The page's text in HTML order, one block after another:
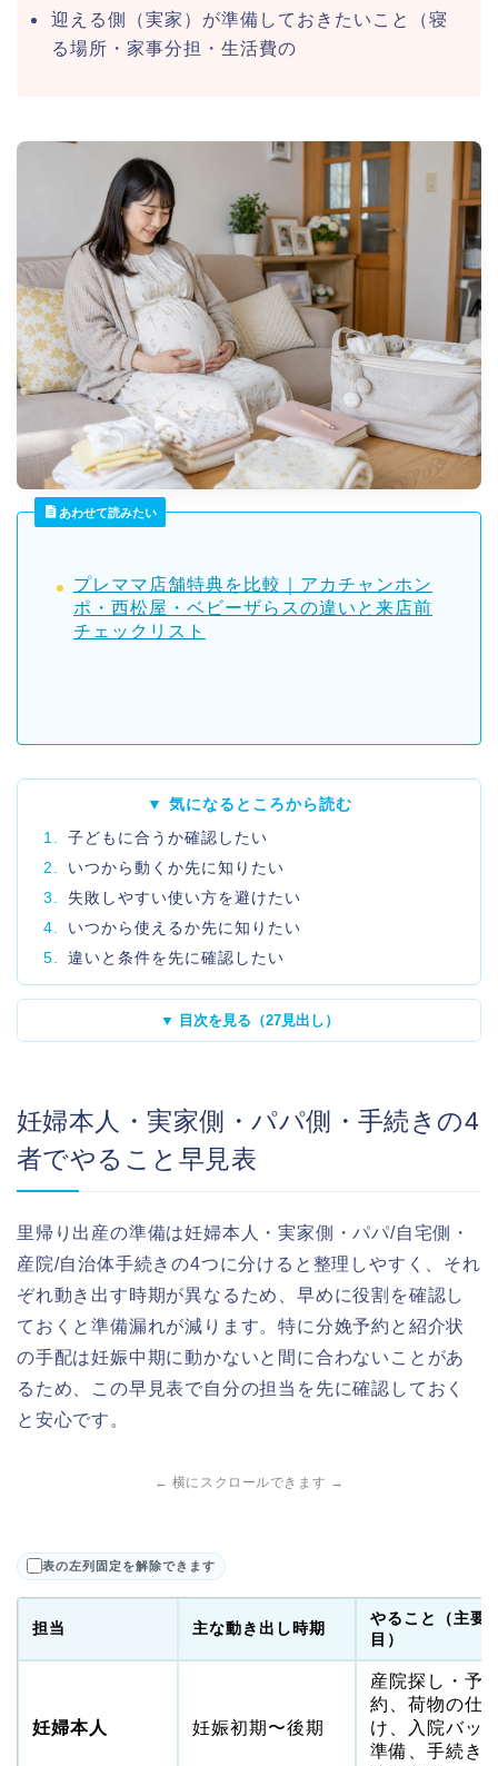
迎える側（実家）が準備しておきたいこと（寝
る場所・家事分担・生活費の
あわせて読みたい
プレママ店舗特典を比較｜アカチャンホン
ポ・西松屋・ベビーザらスの違いと来店前
チェックリスト
▼ 気になるところから読む
1.
子どもに合うか確認したい
2.
いつから動くか先に知りたい
3.
失敗しやすい使い方を避けたい
4.
いつから使えるか先に知りたい
5.
違いと条件を先に確認したい
▼ 目次を見る（27見出し）
妊婦本人・実家側・パパ側・手続きの4
者でやること早見表
里帰り出産の準備は妊婦本人・実家側・パパ/自宅側・
産院/自治体手続きの4つに分けると整理しやすく、それ
ぞれ動き出す時期が異なるため、早めに役割を確認し
ておくと準備漏れが減ります。特に分娩予約と紹介状
の手配は妊娠中期に動かないと間に合わないことがあ
るため、この早見表で自分の担当を先に確認しておく
と安心です。
← 横にスクロールできます →
表の左列固定を解除できます
担当 主な動き出し時期
やること（主要
目）
妊婦本人 妊娠初期〜後期
産院探し・予
約、荷物の仕
け、入院バッ
準備、手続き